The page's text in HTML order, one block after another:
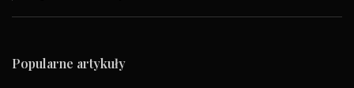
Popularne artykuły